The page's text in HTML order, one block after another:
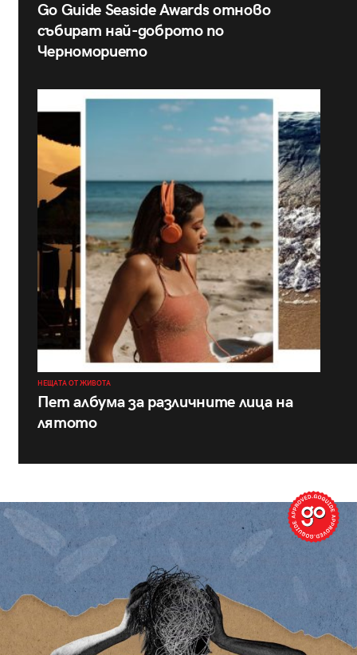
Go Guide Seaside Awards отново
събират най-доброто по
Черноморието
НЕЩАТА ОТ ЖИВОТА
Пет албума за различните лица на
лятото